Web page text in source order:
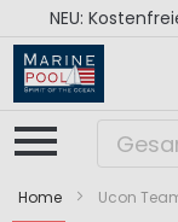
NEU:
Home Ucon